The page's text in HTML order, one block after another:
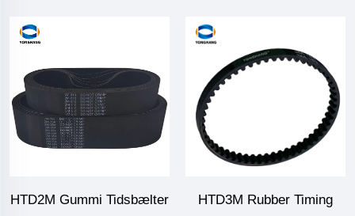
HTD2M Gummi Tidsbælter
HTD3M Rubber Timing